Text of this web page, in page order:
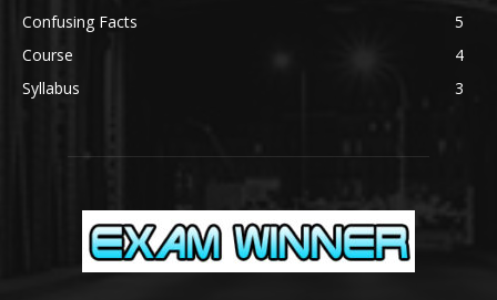
Confusing Facts
5
Course
4
Syllabus
3